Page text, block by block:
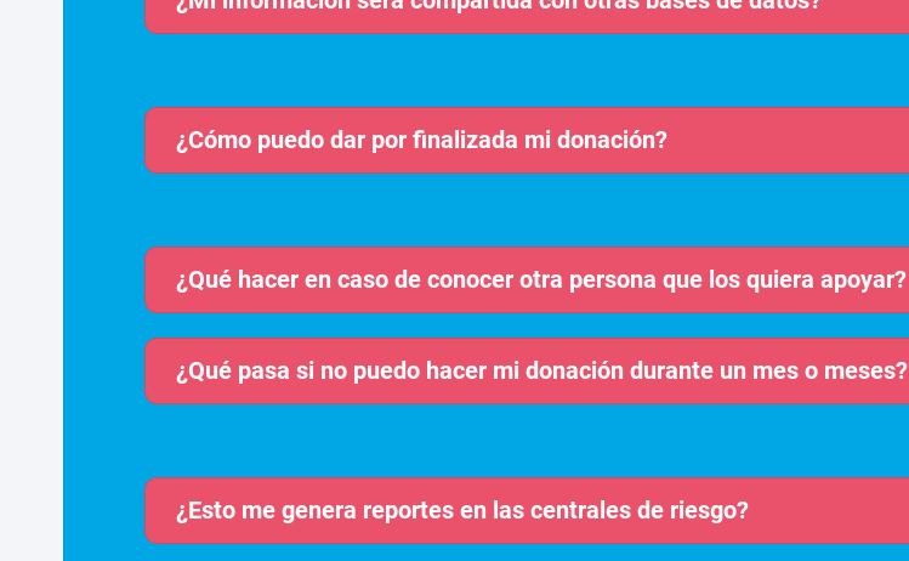
¿Cómo puedo dar por finalizada mi donación?
¿Qué hacer en caso de conocer otra persona que los quiera apoyar?
¿Qué pasa si no puedo hacer mi donación durante un mes o meses?
¿Esto me genera reportes en las centrales de riesgo?